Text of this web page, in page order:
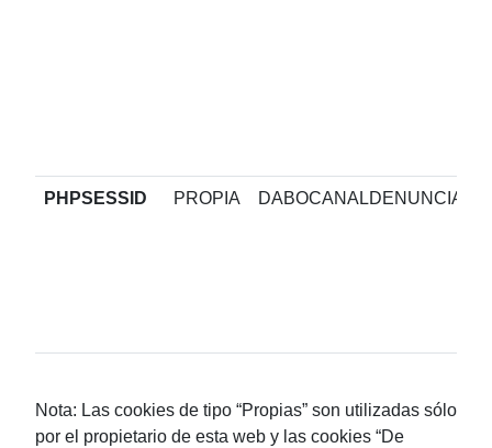
PHPSESSID PROPIA
Nota: Las cookies de tipo “Propias” son utilizadas sólo
por el propietario de esta web y las cookies “De